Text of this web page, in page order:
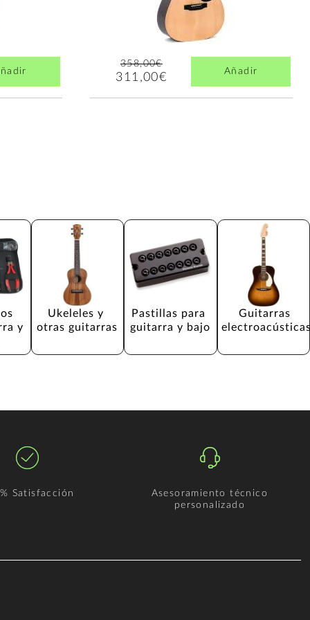
358,00€
311,00€ Añadir
y
Ukeleles y
otras guitarras
Pastillas para
guitarra y bajo
Guitarras
Satisfacción
Asesoramiento técnico
personalizado